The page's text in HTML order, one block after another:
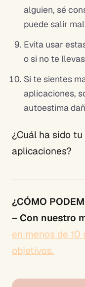
alguien, sé
puede salir
Evita usar
o si no te
Si te sientes
aplicaciones,
autoestima
¿Cuál ha sido
aplicaciones?
¿CÓMO
– Con nuestro
en menos de
objetivos.